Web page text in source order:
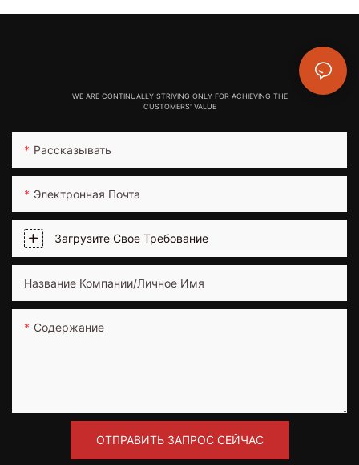
WE ARE CONTINUALLY STRIVING ONLY FOR ACHIEVING THE
CUSTOMERS' VALUE
Рассказывать
Электронная Почта
Загрузите Свое Требование
Название Компании/Личное Имя
Содержание
ОТПРАВИТЬ ЗАПРОС СЕЙЧАС